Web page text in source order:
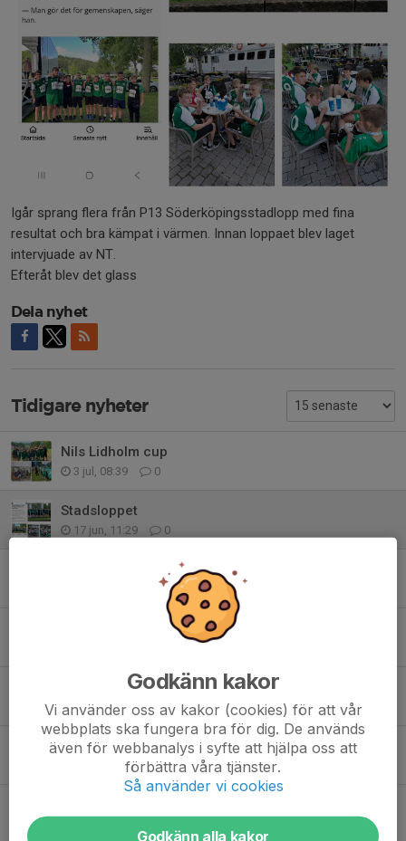
Igår sprang flera från P13 Söderköpingsstadlopp med fina
resultat och bra kämpat i värmen. Innan loppaet blev laget
intervjuade av NT.
Efteråt blev det glass
Dela nyhet
Tidigare nyheter
Nils Lidholm cup
3 jul, 08:39 0
Stadsloppet
17 jun, 11:29 0
Klara färdig städa
2
Träningsmatch i vårsolen
Träningen är igång
20 jan, 10:57 2
Julavslutning och lov
21 dec 2025 0
Godkänn kakor
Vi använder oss av kakor (cookies) för att vår
webbplats ska fungera bra för dig. De används
även för webbanalys i syfte att hjälpa oss att
förbättra våra tjänster.
Så använder vi cookies
Godkänn alla kakor